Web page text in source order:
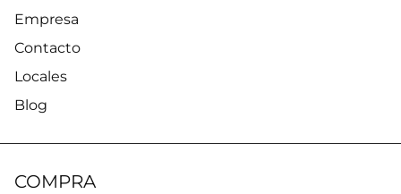
Empresa
Contacto
Locales
Blog
COMPRA